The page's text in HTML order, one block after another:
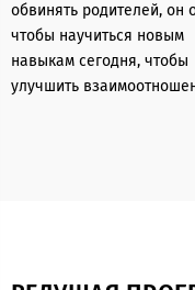
обвинять родителей, он
чтобы научиться новым
навыкам сегодня, чтобы
улучшить